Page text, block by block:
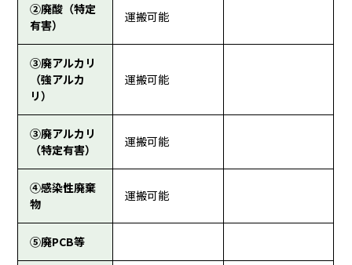
②廃酸（特定
有害）
運搬可能
③廃アルカリ
（強アルカ
リ）
運搬可能
③廃アルカリ
（特定有害）
運搬可能
④感染性廃棄
物
運搬可能
⑤廃PCB等